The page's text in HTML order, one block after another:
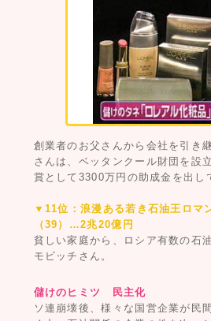
創業者のお父さんから会社を引き
さんは、ベッタンクール財団を設
賞として3300万円の助成金を出し
▼11位：浪漫ある若き石油王ロマ
（39）…2兆20億円
貧しい家庭から、ロシア有数の石
モビッチさん。
儲けのヒミツ 民主化
ソ連崩壊後、様々な国営企業が民